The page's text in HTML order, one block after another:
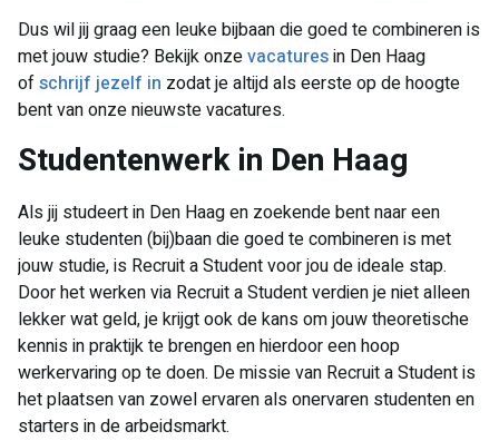
Dus wil jij graag een leuke bijbaan die goed te combineren is
met jouw studie? Bekijk onzevacaturesin Den Haag
ofschrijf jezelf in zodat je altijd als eerste op de hoogte
bent van onze nieuwste vacatures.​
​Studentenwerk in Den Haag
Als jij studeert in Den Haag en zoekende bent naar een
leuke studenten (bij)baan die goed te combineren is met
jouw studie, is Recruit a Student voor jou de ideale stap.
Door het werken via Recruit a Student verdien je niet alleen
lekker wat geld, je krijgt ook de kans om jouw theoretische
kennis in praktijk te brengen en hierdoor een hoop
werkervaring op te doen. De missie van Recruit a Student is
het plaatsen van zowel ervaren als onervaren studenten en
starters in de arbeidsmarkt.